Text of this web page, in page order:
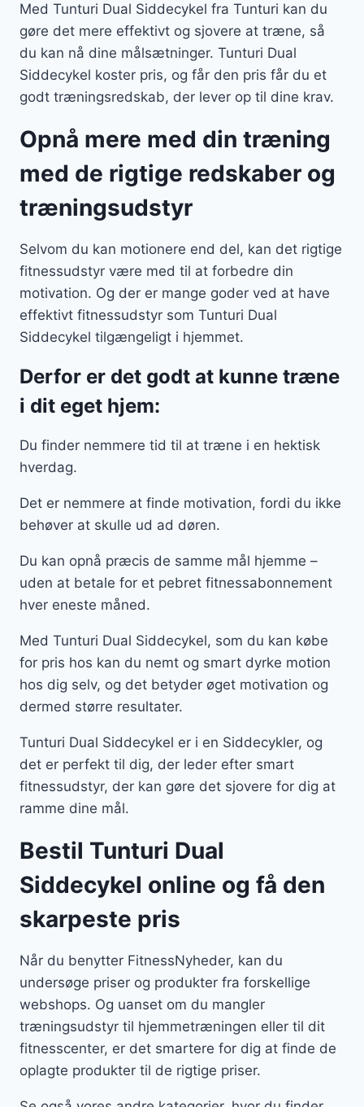
Med Tunturi Dual Siddecykel fra Tunturi kan du
gøre det mere effektivt og sjovere at træne, så
du kan nå dine målsætninger. Tunturi Dual
Siddecykel koster pris, og får den pris får du et
godt træningsredskab, der lever op til dine krav.
Opnå mere med din træning
med de rigtige redskaber og
træningsudstyr
Selvom du kan motionere end del, kan det rigtige
fitnessudstyr være med til at forbedre din
motivation. Og der er mange goder ved at have
effektivt fitnessudstyr som Tunturi Dual
Siddecykel tilgængeligt i hjemmet.
Derfor er det godt at kunne træne
i dit eget hjem:
Du finder nemmere tid til at træne i en hektisk
hverdag.
Det er nemmere at finde motivation, fordi du ikke
behøver at skulle ud ad døren.
Du kan opnå præcis de samme mål hjemme –
uden at betale for et pebret fitnessabonnement
hver eneste måned.
Med Tunturi Dual Siddecykel, som du kan købe
for pris hos kan du nemt og smart dyrke motion
hos dig selv, og det betyder øget motivation og
dermed større resultater.
Tunturi Dual Siddecykel er i en Siddecykler, og
det er perfekt til dig, der leder efter smart
fitnessudstyr, der kan gøre det sjovere for dig at
ramme dine mål.
Bestil Tunturi Dual
Siddecykel online og få den
skarpeste pris
Når du benytter FitnessNyheder, kan du
undersøge priser og produkter fra forskellige
webshops. Og uanset om du mangler
træningsudstyr til hjemmetræningen eller til dit
fitnesscenter, er det smartere for dig at finde de
oplagte produkter til de rigtige priser.